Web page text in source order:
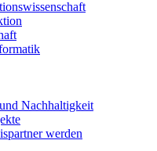
Nachhaltigkeit
werden